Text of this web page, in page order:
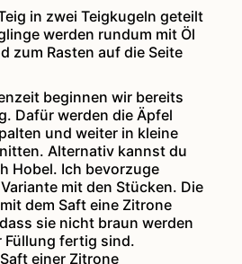
in zwei Teigkugeln geteilt
werden rundum mit Öl
zum Rasten auf die Seite
beginnen wir bereits
Dafür werden die Äpfel
und weiter in kleine
Alternativ kannst du
Hobel. Ich bevorzuge
mit den Stücken. Die
dem Saft eine Zitrone
sie nicht braun werden
Füllung fertig sind.
Saft einer Zitrone